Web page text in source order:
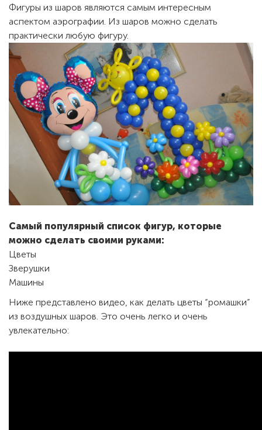
Фигуры из шаров являются самым интересным
аспектом аэрографии. Из шаров можно сделать
практически любую фигуру.
Самый популярный список фигур, которые
можно сделать своими руками:
Цветы
Зверушки
Машины
Ниже представлено видео, как делать цветы “ромашки”
из воздушных шаров. Это очень легко и очень
увлекательно: